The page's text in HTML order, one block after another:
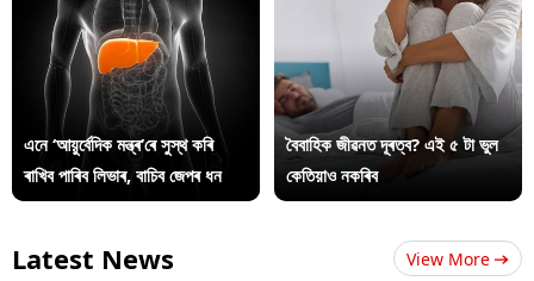
এনে ‘আয়ুৰ্বেদিক মন্ত্ৰ’ৰে সুস্থ কৰি
ৰাখিব পাৰিব লিভাৰ, বাচিব জেপৰ ধন
বৈবাহিক জীৱনত দূৰত্ব? এই ৫ টা ভুল
কেতিয়াও নকৰিব
Latest News View More